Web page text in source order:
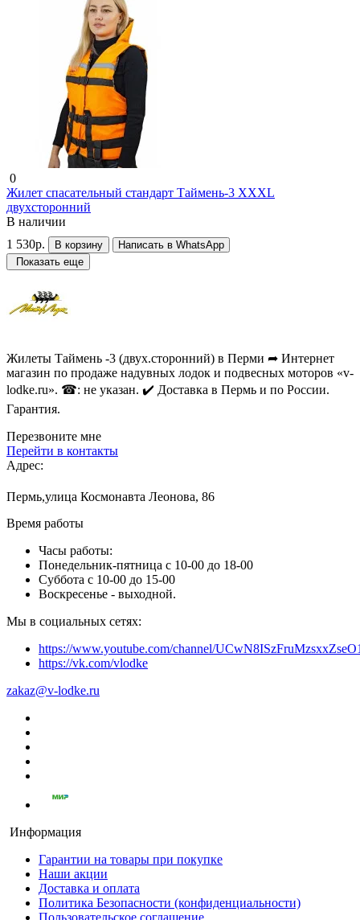
0
Жилет спасательный стандарт Таймень-3 XXXL
двухсторонний
В наличии
1 530р.
В корзину
Написать в WhatsApp
Показать еще
Жилеты Таймень -3 (двух.сторонний) в Перми ➦ Интернет
магазин по продаже надувных лодок и подвесных моторов «v-
lodke.ru». ☎: не указан. ✔️ Доставка в Пермь и по России.
Гарантия.
Перезвоните мне
Перейти в контакты
Адрес:
Пермь,улица Космонавта Леонова, 86
Время работы
Часы работы:
Понедельник-пятница с 10-00 до 18-00
Суббота с 10-00 до 15-00
Воскресенье - выходной.
Мы в социальных сетях:
https://www.youtube.com/channel/
https://vk.com/vlodke
zakaz@v-lodke.ru
Информация
Гарантии на товары при покупке
Наши акции
Доставка и оплата
Политика Безопасности (конфиденциальности)
Пользовательское соглашение